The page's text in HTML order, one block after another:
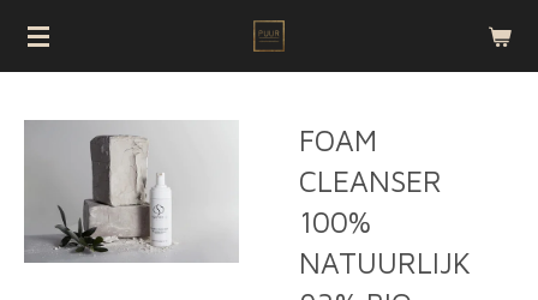
Ga
de
hoofdinhoud
FOAM
CLEANSER
100%
NATUURLIJK